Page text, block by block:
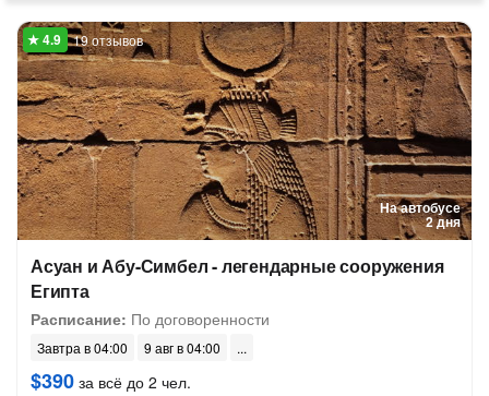
На автобусе
2 дня
19 отзывов
Асуан и Абу-Симбел - легендарные сооружения
Египта
Расписание: По договоренности
Завтра в 04:00 9 авг в 04:00
$390 за всё до 2 чел.